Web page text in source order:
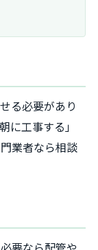
る必要があり
に工事する」
業者なら相談